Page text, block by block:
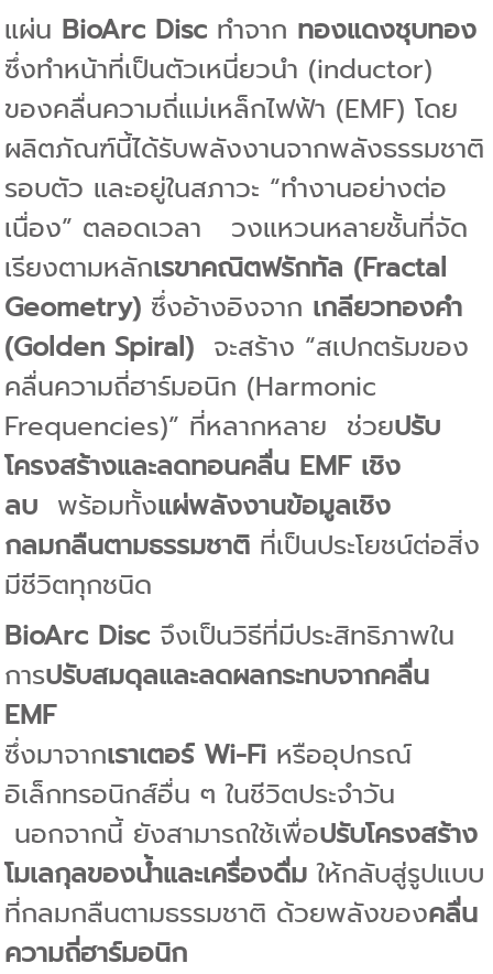
แผ่น BioArc Disc ทำจาก ทองแดงชุบทอง
ซึ่งทำหน้าที่เป็นตัวเหนี่ยวนำ (inductor)
ของคลื่นความถี่แม่เหล็กไฟฟ้า (EMF) โดย
ผลิตภัณฑ์นี้ได้รับพลังงานจากพลังธรรมชาติ
รอบตัว และอยู่ในสภาวะ “ทำงานอย่างต่อ
เนื่อง” ตลอดเวลา วงแหวนหลายชั้นที่จัด
เรียงตามหลักเรขาคณิตฟรักทัล (Fractal
Geometry) ซึ่งอ้างอิงจาก เกลียวทองคำ
(Golden Spiral) จะสร้าง “สเปกตรัมของ
คลื่นความถี่ฮาร์มอนิก (Harmonic
Frequencies)” ที่หลากหลาย ช่วยปรับ
โครงสร้างและลดทอนคลื่น EMF เชิง
ลบ พร้อมทั้งแผ่พลังงานข้อมูลเชิง
กลมกลืนตามธรรมชาติ ที่เป็นประโยชน์ต่อสิ่ง
มีชีวิตทุกชนิด
BioArc Disc จึงเป็นวิธีที่มีประสิทธิภาพใน
การปรับสมดุลและลดผลกระทบจากคลื่น
EMF
ซึ่งมาจากเราเตอร์ Wi-Fi หรืออุปกรณ์
อิเล็กทรอนิกส์อื่น ๆ ในชีวิตประจำวัน
นอกจากนี้ ยังสามารถใช้เพื่อปรับโครงสร้าง
โมเลกุลของน้ำและเครื่องดื่ม ให้กลับสู่รูปแบบ
ที่กลมกลืนตามธรรมชาติ ด้วยพลังของคลื่น
ความถี่ฮาร์มอนิก